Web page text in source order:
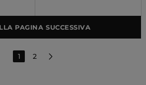
PAGINA SUCCESSIVA
1 2